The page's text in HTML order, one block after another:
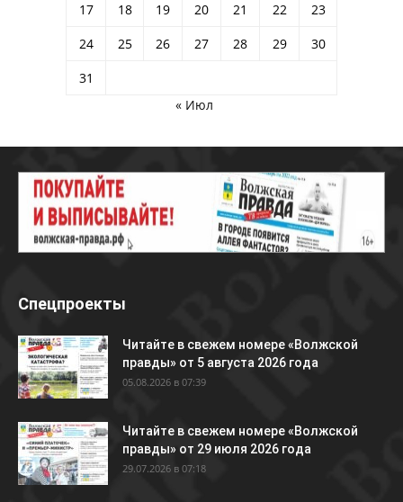
17
18 19 20 21 22
23
24
25 26 27 28 29
30
31
« Июл
Спецпроекты
Читайте в свежем номере «Волжской
правды» от 5 августа 2026 года
05.08.2026 в 07:39
Читайте в свежем номере «Волжской
правды» от 29 июля 2026 года
29.07.2026 в 07:18